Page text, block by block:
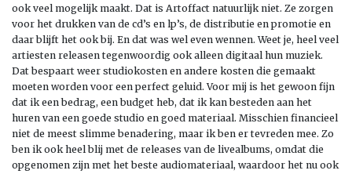
ook veel mogelijk maakt. Dat is Artoffact natuurlijk niet. Ze zorgen
voor het drukken van de cd’s en lp’s, de distributie en promotie en
daar blijft het ook bij. En dat was wel even wennen. Weet je, heel veel
artiesten releasen tegenwoordig ook alleen digitaal hun muziek.
Dat bespaart weer studiokosten en andere kosten die gemaakt
moeten worden voor een perfect geluid. Voor mij is het gewoon fijn
dat ik een bedrag, een budget heb, dat ik kan besteden aan het
huren van een goede studio en goed materiaal. Misschien financieel
niet de meest slimme benadering, maar ik ben er tevreden mee. Zo
ben ik ook heel blij met de releases van de livealbums, omdat die
opgenomen zijn met het beste audiomateriaal, waardoor het nu ook